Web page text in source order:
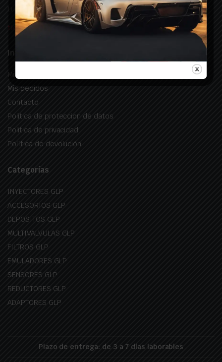
Lunes – Viernes: 09:30 – 18:30
tienda@landirenzo-glp.es
Información útil
Mi cuenta
Mis pedidos
Contacto
Politica de proteccion de datos
Politica de privacidad
Política de devolución
Categorías
INYECTORES GLP
ACCESORIOS GLP
DEPOSITOS GLP
MULTIVALVULAS GLP
FILTROS GLP
EMULADORES GLP
SENSORES GLP
REDUCTORES GLP
ADAPTORES GLP
Plazo de entrega: de 3 a 7 días laborables